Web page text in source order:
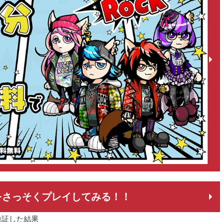
っそくプレイしてみる！！
した結果